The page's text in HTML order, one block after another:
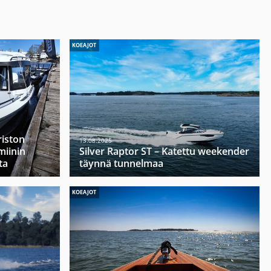
KOEAJOT
13.08.2025
Silver Raptor ST – Katettu weekender
täynnä tunnelmaa
KOEAJOT